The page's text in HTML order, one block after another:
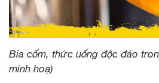
Bia cốm, thức uống độc đáo
minh hoạ)